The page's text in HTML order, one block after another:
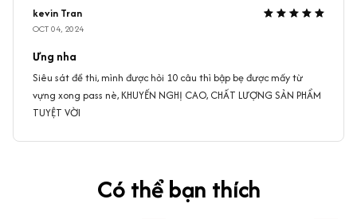
kevin Tran
OCT 04, 2024
Ưng nha
Siêu sát đề thi, mình được hỏi 10 câu thì bập bẹ được mấy từ
vựng xong pass nè, KHUYẾN NGHỊ CAO, CHẤT LƯỢNG SẢN PHẨM
TUYỆT VỜI
Có thể bạn thích